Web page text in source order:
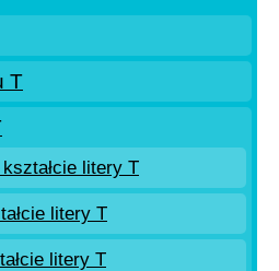
T
litery T
litery T
litery T